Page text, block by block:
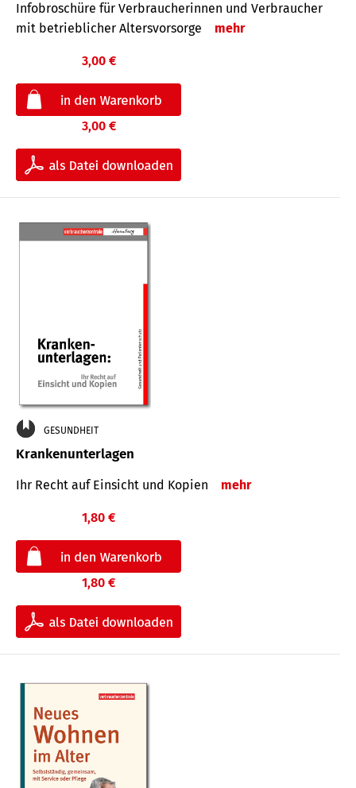
Infobroschüre für Verbraucherinnen und Verbraucher
mit betrieblicher Altersvorsorge
mehr
3,00 €
3,00 €
GESUNDHEIT
Krankenunterlagen
Ihr Recht auf Einsicht und Kopien mehr
1,80 €
1,80 €